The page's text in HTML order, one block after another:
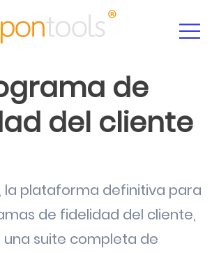
de
del cliente
la plataforma definitiva para
de fidelidad del cliente,
suite completa de